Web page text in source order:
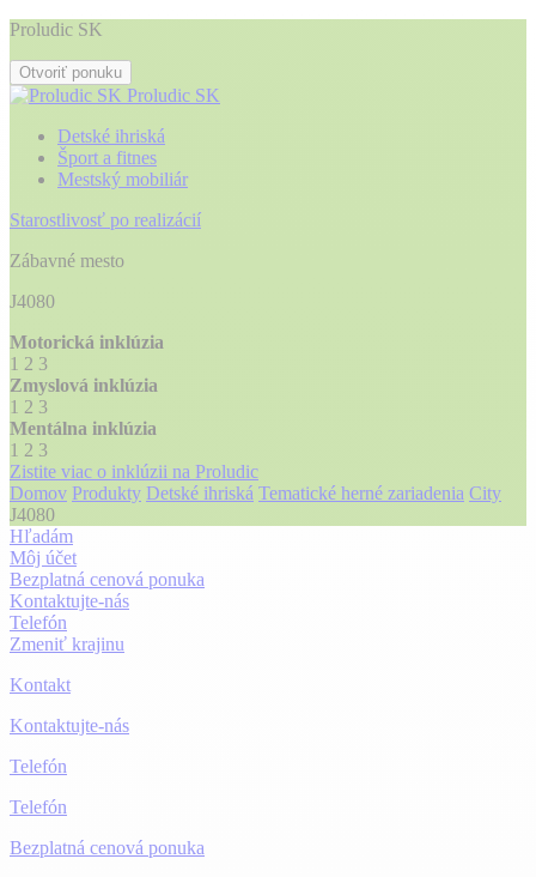
Proludic SK
Otvoriť ponuku
Proludic SK
Detské ihriská
Šport a fitnes
Mestský mobiliár
Starostlivosť po realizácií
Zábavné mesto
J4080
Motorická inklúzia
1 2 3
Zmyslová inklúzia
1 2 3
Mentálna inklúzia
1 2 3
Zistite viac o inklúzii na Proludic
Domov Produkty Detské ihriská Tematické herné zariadenia City
J4080
Hľadám
Môj účet
Bezplatná cenová ponuka
Kontaktujte-nás
Telefón
Zmeniť krajinu
Kontakt
Kontaktujte-nás
Telefón
Telefón
Bezplatná cenová ponuka